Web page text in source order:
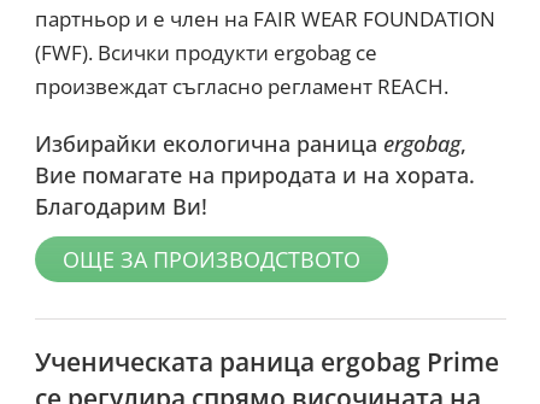
партньор и е член на FAIR WEAR FOUNDATION
(FWF). Всички продукти ergobag се
произвеждат съгласно регламент REACH.
Избирайки екологична раницаergobag,
Вие помагате на природата и на хората.
Благодарим Ви!
ОЩЕ ЗА ПРОИЗВОДСТВОТО
Ученическата раница ergobag Prime